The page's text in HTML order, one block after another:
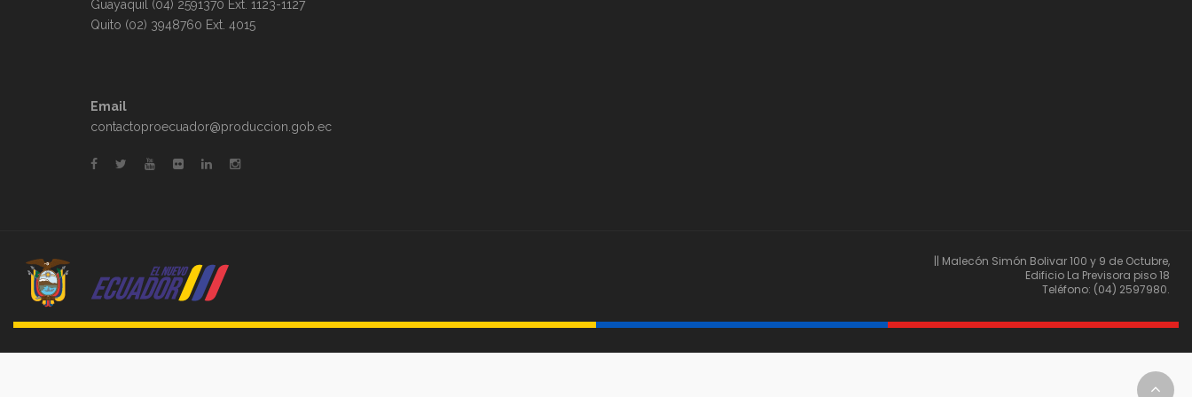
Guayaquil (04) 2591370 Ext. 1123-1127
Quito (02) 3948760 Ext. 4015
Email
contactoproecuador@produccion.gob.ec
|| Malecón Simón Bolivar 100 y 9 de Octubre,
Edificio La Previsora piso 18
Teléfono: (04) 2597980.